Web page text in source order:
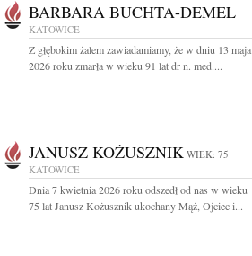
BARBARA BUCHTA-DEMEL
KATOWICE
Z głębokim żalem zawiadamiamy, że w dniu 13 maja
2026 roku zmarła w wieku 91 lat dr n. med....
JANUSZ KOŻUSZNIK WIEK: 75
KATOWICE
Dnia 7 kwietnia 2026 roku odszedł od nas w wieku
75 lat Janusz Kożusznik ukochany Mąż, Ojciec i...